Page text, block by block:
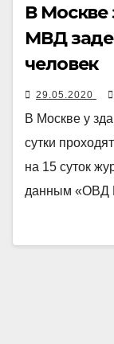
В Москве
МВД
человек
29.05.2020
В Москве у
сутки
на 15 суток
данным «ОВД